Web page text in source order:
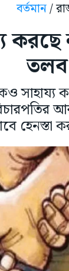
বর্তমান/
তলব
সাহায্য
হেনস্তা